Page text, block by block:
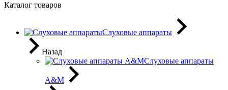
Каталог товаров
Слуховые аппараты
Назад
Слуховые аппараты
A&M